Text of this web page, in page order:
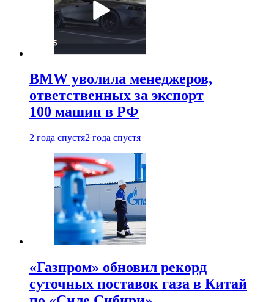
BMW уволила менеджеров,
ответственных за экспорт
100 машин в РФ
2 года спустя2 года спустя
«Газпром» обновил рекорд
суточных поставок газа в Китай